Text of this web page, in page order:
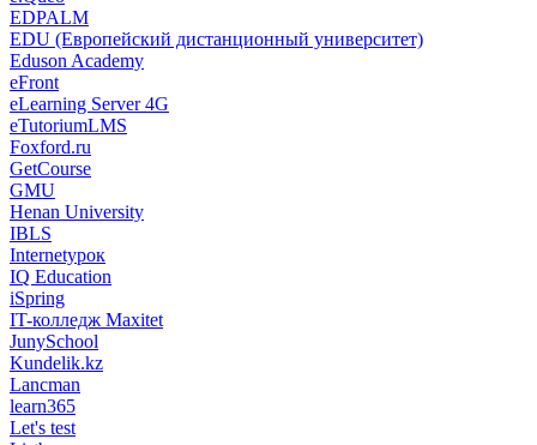
EDPALM
EDU (Европейский дистанционный университет)
Eduson Academy
eFront
eLearning Server 4G
eTutoriumLMS
Foxford.ru
GetCourse
GMU
Henan University
IBLS
Internetурок
IQ Education
iSpring
IT-колледж Maxitet
JunySchool
Kundelik.kz
Lancman
learn365
Let's test